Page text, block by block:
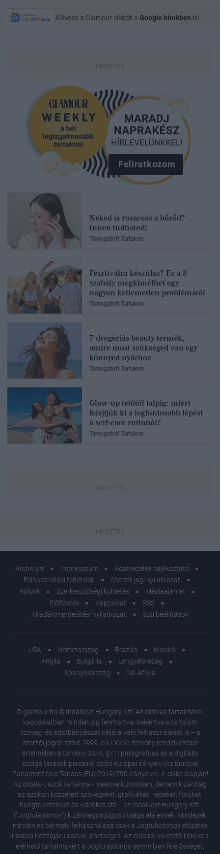
Nem
Kövesd a Glamour cikkeit a Google hírekben is!
Feliratkozom
Neked is rosaceás a bőrőd?
Innen tudhatod!
Támogatott Tartalom
Fesztiválra készülsz? Ez a 3
szabály megkímélhet egy
nagyon kellemetlen problémától
Támogatott Tartalom
7 drogériás beauty termék,
amire most szükséged van egy
könnyed nyárhoz
Támogatott Tartalom
Glow-up tetőtől talpig: miért
felejtjük ki a legfontosabb lépést
a self-care rutinból?
Támogatott Tartalom
Archívum Impresszum
Adatkezelési tájékoztató
Felhasználási feltételek
Szerzői jogi nyilatkozat
Rólunk
Szerkesztőségi küldetés
Médiaajánlat
Előfizetés
Kapcsolat
RSS
Akadálymentesítési nyilatkozat
Süti beállítások
USA Németország Brazília
Mexikó
Anglia
Bulgária
Lengyelország
Spanyolország
Dél-Afrika
© glamour.hu © IndaNext Hungary Kft. Az oldalak tartalmával
kapcsolatban minden jog fenntartva, beleértve a tartalom
szöveg- és adatbányászat céljára való felhasználását is – a
szerzői jogról szóló 1999. évi LXXVI. törvény rendelkezései
értelmében a törvény 35/A. § (1) paragrafusa és a digitális
szolgáltatások piacairól szóló európai irányelv (Az Európai
Parlament és a Tanács (EU) 2019/790 Irányelve) 4. cikke alapján!
Az oldalak, azok tartalma - ideértve különösen, de nem kizárólag
az azokon közzétett szövegeket, grafikákat, képeket, fotókat,
hangfelvételeket és videókat stb. - az IndaNext Hungary Kft.
("Jogtulajdonos") kizárólagos jogosultsága alá esnek. Mindezek
minden és bármely felhasználása csak a Jogtulajdonos előzetes
írásbeli hozzájárulásával lehetséges. Az oldalról kivezető linkeken
elérhető tartalmakért a Jogtulajdonos semmilyen felelősséget,